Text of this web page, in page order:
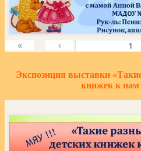
« ‹
Экспозиция выставки
книжек к